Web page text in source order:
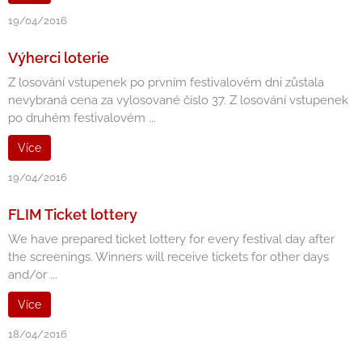
19/04/2016
Výherci loterie
Z losování vstupenek po prvním festivalovém dni zůstala
nevybraná cena za vylosované číslo 37. Z losování vstupenek
po druhém festivalovém ...
Více
19/04/2016
FLIM Ticket lottery
We have prepared ticket lottery for every festival day after
the screenings. Winners will receive tickets for other days
and/or ...
Více
18/04/2016